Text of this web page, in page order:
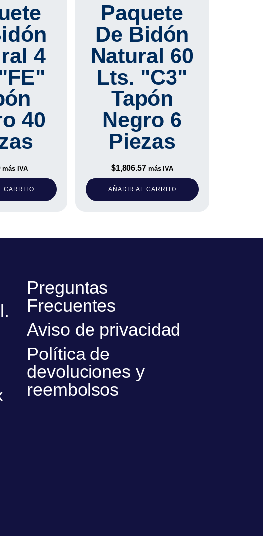
4
40
más IVA
CARRITO
Paquete
De Bidón
Natural 60
Lts. "C3"
Tapón
Negro 6
Piezas
$1,806.57 más IVA
AÑADIR AL CARRITO
Preguntas
Frecuentes
Aviso de privacidad
Política de
devoluciones y
reembolsos